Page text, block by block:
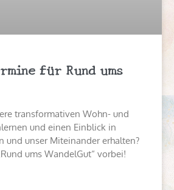
für Rund ums
transformativen Wohn- und
und einen Einblick in
und unser Miteinander erhalten?
ums WandelGut“ vorbei!